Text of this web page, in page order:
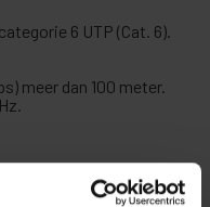
6 UTP (Cat. 6).
meer dan 100 meter.